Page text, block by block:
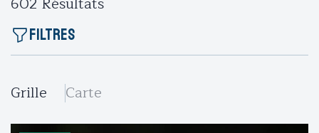
Filtres
Grille Carte